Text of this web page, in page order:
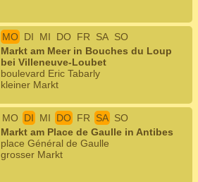
MO DI MI DO FR SA SO
Markt am Meer in Bouches du Loup
bei Villeneuve-Loubet
boulevard Eric Tabarly
kleiner Markt
MO DI MI DO FR SA SO
Markt am Place de Gaulle in Antibes
place Général de Gaulle
grosser Markt